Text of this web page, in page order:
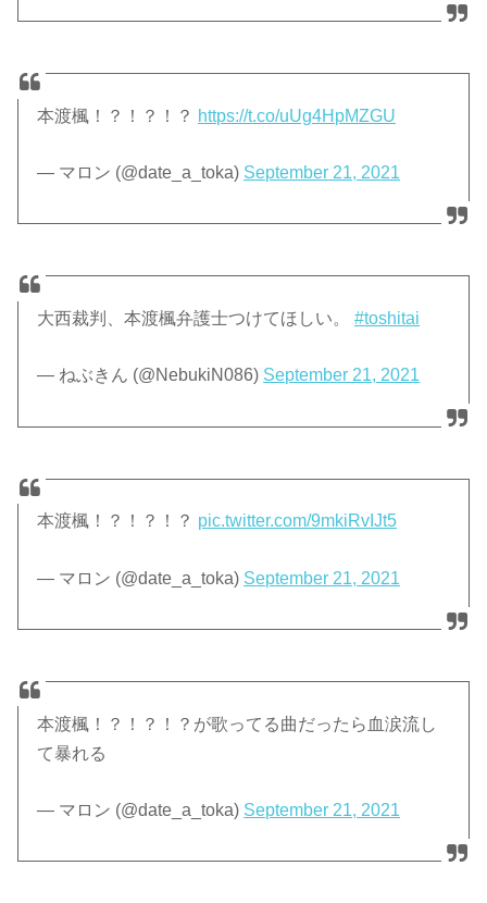
本渡楓！？！？！？ https://t.co/uUg4HpMZGU
— マロン (@date_a_toka) September 21, 2021
大西裁判、本渡楓弁護士つけてほしい。#toshitai
— ねぶきん (@NebukiN086) September 21, 2021
本渡楓！？！？！？ pic.twitter.com/9mkiRvIJt5
— マロン (@date_a_toka) September 21, 2021
本渡楓！？！？！？が歌ってる曲だったら血涙流し
て暴れる
— マロン (@date_a_toka) September 21, 2021